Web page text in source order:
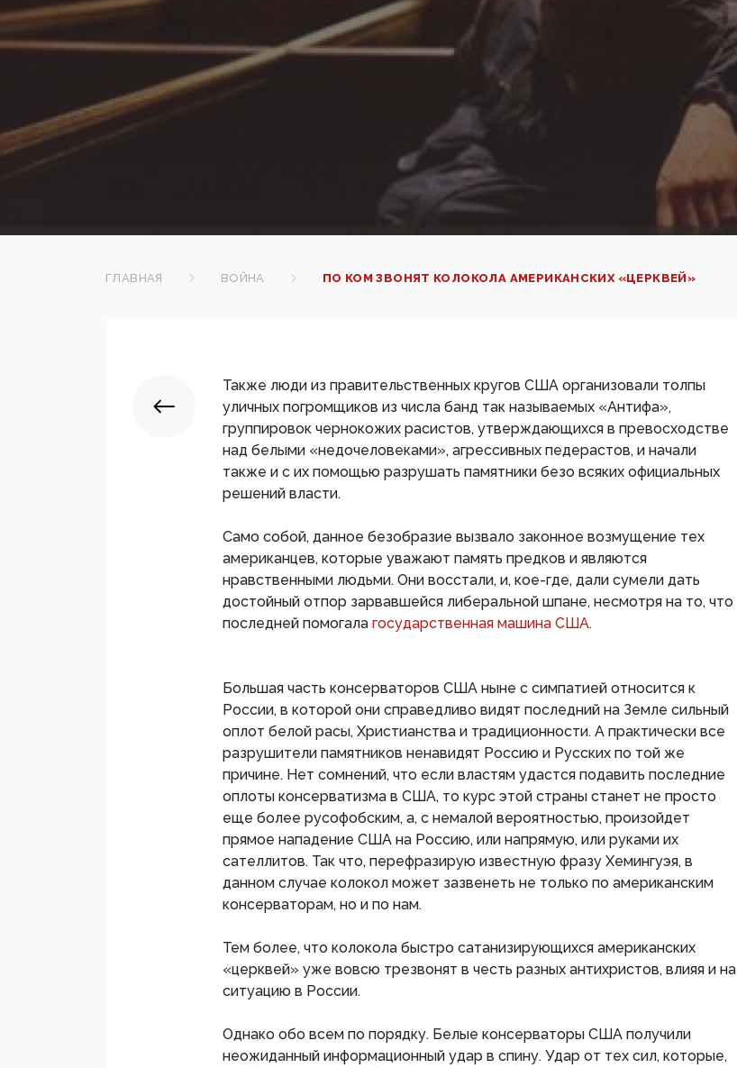
ГЛАВНАЯ ВОЙНА ПО КОМ ЗВОНЯТ КОЛОКОЛА АМЕРИКАНСКИХ «ЦЕРКВЕЙ»
Также люди из правительственных кругов США организовали толпы
уличных погромщиков из числа банд так называемых «Антифа»,
группировок чернокожих расистов, утверждающихся в превосходстве
над белыми «недочеловеками», агрессивных педерастов, и начали
также и с их помощью разрушать памятники безо всяких официальных
решений власти.
Само собой, данное безобразие вызвало законное возмущение тех
американцев, которые уважают память предков и являются
нравственными людьми. Они восстали, и, кое-где, дали сумели дать
достойный отпор зарвавшейся либеральной шпане, несмотря на то, что
последней помогала государственная машина США.
Большая часть консерваторов США ныне с симпатией относится к
России, в которой они справедливо видят последний на Земле сильный
оплот белой расы, Христианства и традиционности. А практически все
разрушители памятников ненавидят Россию и Русских по той же
причине. Нет сомнений, что если властям удастся подавить последние
оплоты консерватизма в США, то курс этой страны станет не просто
еще более русофобским, а, с немалой вероятностью, произойдет
прямое нападение США на Россию, или напрямую, или руками их
сателлитов. Так что, перефразирую известную фразу Хемингуэя, в
данном случае колокол может зазвенеть не только по американским
консерваторам, но и по нам.
Тем более, что колокола быстро сатанизирующихся американских
«церквей» уже вовсю трезвонят в честь разных антихристов, влияя и на
ситуацию в России.
Однако обо всем по порядку. Белые консерваторы США получили
неожиданный информационный удар в спину. Удар от тех сил, которые,